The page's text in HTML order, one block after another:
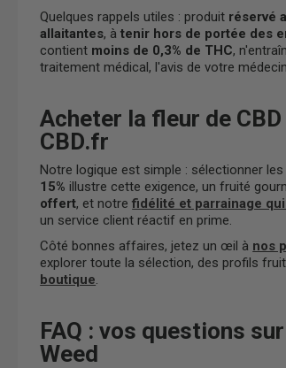
Quelques rappels utiles : produit réservé
allaitantes, àtenir hors de portée des
contient moins de 0,3% de THC,
traitement médical, l'avis de votre
Acheter la fleur de
CBD.fr
Notre logique est simple : sélectionner
15% illustre cette exigence, un fruité
offert, et notrefidélité et parrainage
un service client réactif en prime.
Côté bonnes affaires, jetez un œil à nos
explorer toute la sélection, des profils
boutique.
FAQ : vos questions
Weed